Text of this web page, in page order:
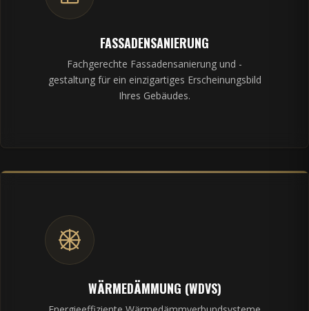
FASSADENSANIERUNG
Fachgerechte Fassadensanierung und -
gestaltung für ein einzigartiges Erscheinungsbild
Ihres Gebäudes.
WÄRMEDÄMMUNG (WDVS)